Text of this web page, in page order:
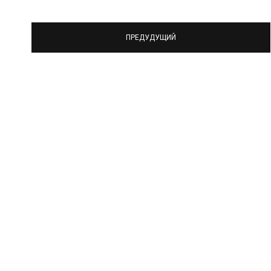
ПРЕДУДУЩИЙ